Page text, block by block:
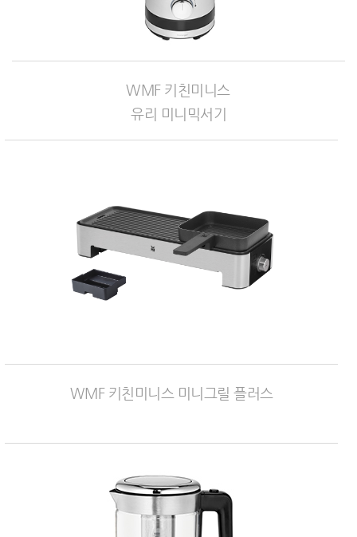
WMF 키친미니스
유리 미니믹서기
WMF 키친미니스 미니그릴 플러스​